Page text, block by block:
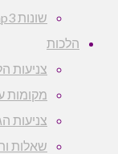
שונות mp3
הלכות
צניעות
מקומות
צניעות
שאלות